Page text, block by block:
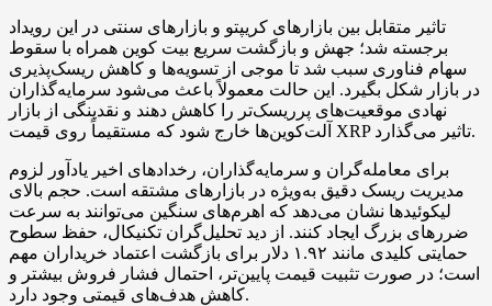
تاثیر متقابل بین بازارهای کریپتو و بازارهای سنتی در این رویداد
برجسته شد؛ جهش و بازگشت سریع بیت کوین همراه با سقوط
سهام فناوری سبب شد تا موجی از تسویه‌ها و کاهش ریسک‌پذیری
در بازار شکل بگیرد. این حالت معمولاً باعث می‌شود سرمایه‌گذاران
نهادی موقعیت‌های پرریسک‌تر را کاهش دهند و نقدینگی از بازار
آلت‌کوین‌ها خارج شود که مستقیماً روی قیمت XRP تاثیر می‌گذارد.
برای معامله‌گران و سرمایه‌گذاران، رخدادهای اخیر یادآور لزوم
مدیریت ریسک دقیق به‌ویژه در بازارهای مشتقه است. حجم بالای
لیکوئیدها نشان می‌دهد که اهرم‌های سنگین می‌توانند به سرعت
ضررهای بزرگ ایجاد کنند. از دید تحلیل‌گران تکنیکال، حفظ سطوح
حمایتی کلیدی مانند ۱.۹۲ دلار برای بازگشت اعتماد خریداران مهم
است؛ در صورت تثبیت قیمت پایین‌تر، احتمال فشار فروش بیشتر و
کاهش هدف‌های قیمتی وجود دارد.